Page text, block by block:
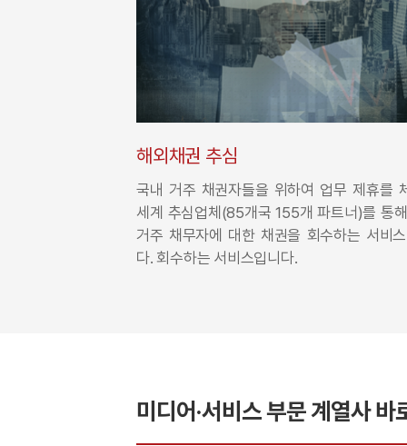
해외채권 추심
국내 거주 채권자들을 위하여 업무 제휴를
세계 추심업체(85개국 155개 파트너)를 통
거주 채무자에 대한 채권을 회수하는 서비
다. 회수하는 서비스입니다.
미디어·서비스부문 계열사 바